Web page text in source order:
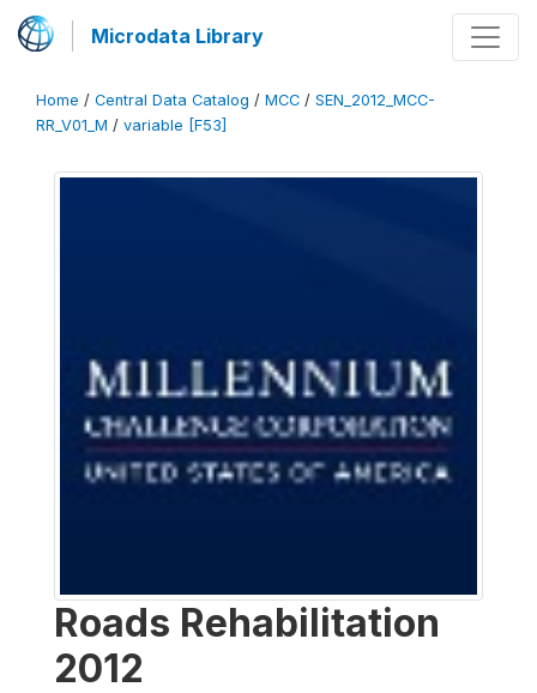
Microdata Library
Home / Central Data Catalog / MCC / SEN_2012_MCC-
RR_V01_M / variable [F53]
Roads Rehabilitation
2012